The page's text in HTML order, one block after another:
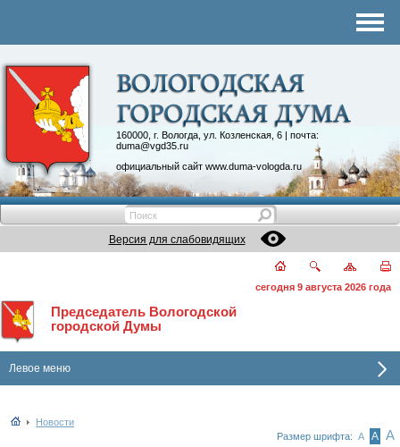
160000, г. Вологда, ул. Козленская, 6 | почта:
duma@vgd35.ru
официальный сайт www.duma-vologda.ru
Контакты
Депутатские объединения
Версия для слабовидящих
сегодня 9 августа 2026 года
Председатель Вологодской
городской Думы
Левое меню
Новости
Размер шрифта: А А А